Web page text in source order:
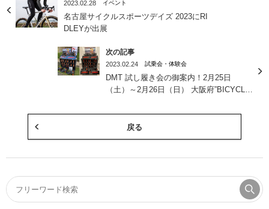
2023.02.28 イベント
名古屋サイクルスポーツデイズ 2023にRI
DLEYが出展
次の記事
2023.02.24 試乗会・体験会
DMT 試し履き会の御案内！2月25日
（土）～2月26日（日） 大阪府”BICYCLE
戻る